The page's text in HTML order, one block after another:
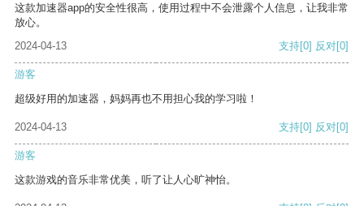
这款加速器app的安全性很高，使用过程中不会泄露个人信息，让我非常
放心。
2024-04-13
支持[0] 反对[0]
游客
超级好用的加速器，妈妈再也不用担心我的学习啦！
2024-04-13 支持[0] 反对[0]
游客
这款游戏的音乐非常优美，听了让人心旷神怡。